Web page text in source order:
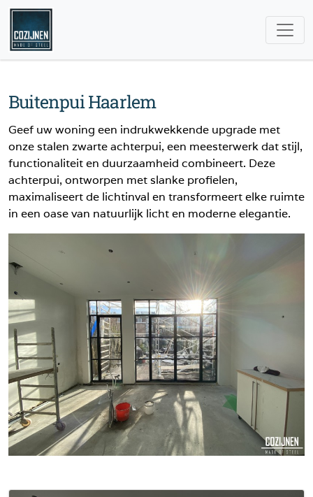
Buitenpui Haarlem
Geef uw woning een indrukwekkende upgrade met
onze stalen zwarte achterpui, een meesterwerk dat stijl,
functionaliteit en duurzaamheid combineert. Deze
achterpui, ontworpen met slanke profielen,
maximaliseert de lichtinval en transformeert elke ruimte
in een oase van natuurlijk licht en moderne elegantie.